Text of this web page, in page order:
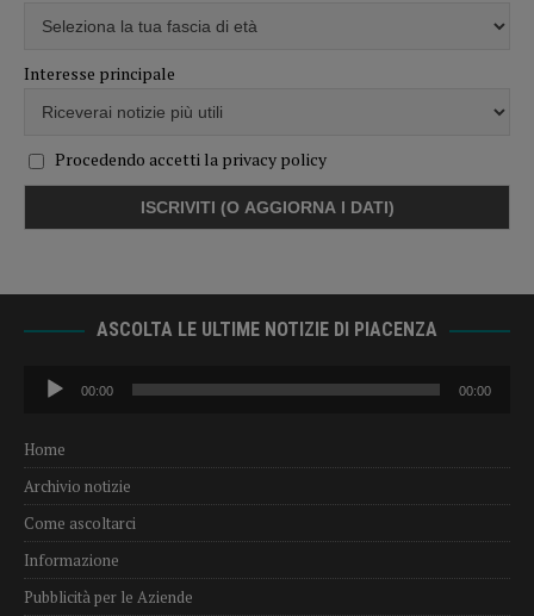
Interesse principale
Procedendo accetti la privacy policy
ASCOLTA LE ULTIME NOTIZIE DI PIACENZA
Audio
Player
00:00 00:00
Home
Archivio notizie
Come ascoltarci
Informazione
Pubblicità per le Aziende